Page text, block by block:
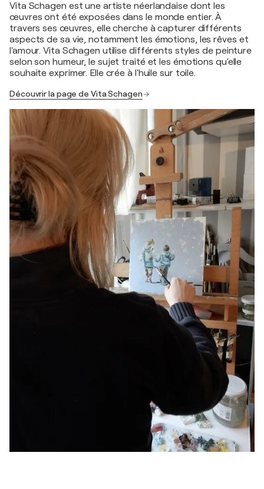
Vita Schagen est une artiste néerlandaise dont les
œuvres ont été exposées dans le monde entier. À
travers ses œuvres, elle cherche à capturer différents
aspects de sa vie, notamment les émotions, les rêves et
l'amour. Vita Schagen utilise différents styles de peinture
selon son humeur, le sujet traité et les émotions qu'elle
souhaite exprimer. Elle crée à l'huile sur toile.
Découvrir la page de Vita Schagen